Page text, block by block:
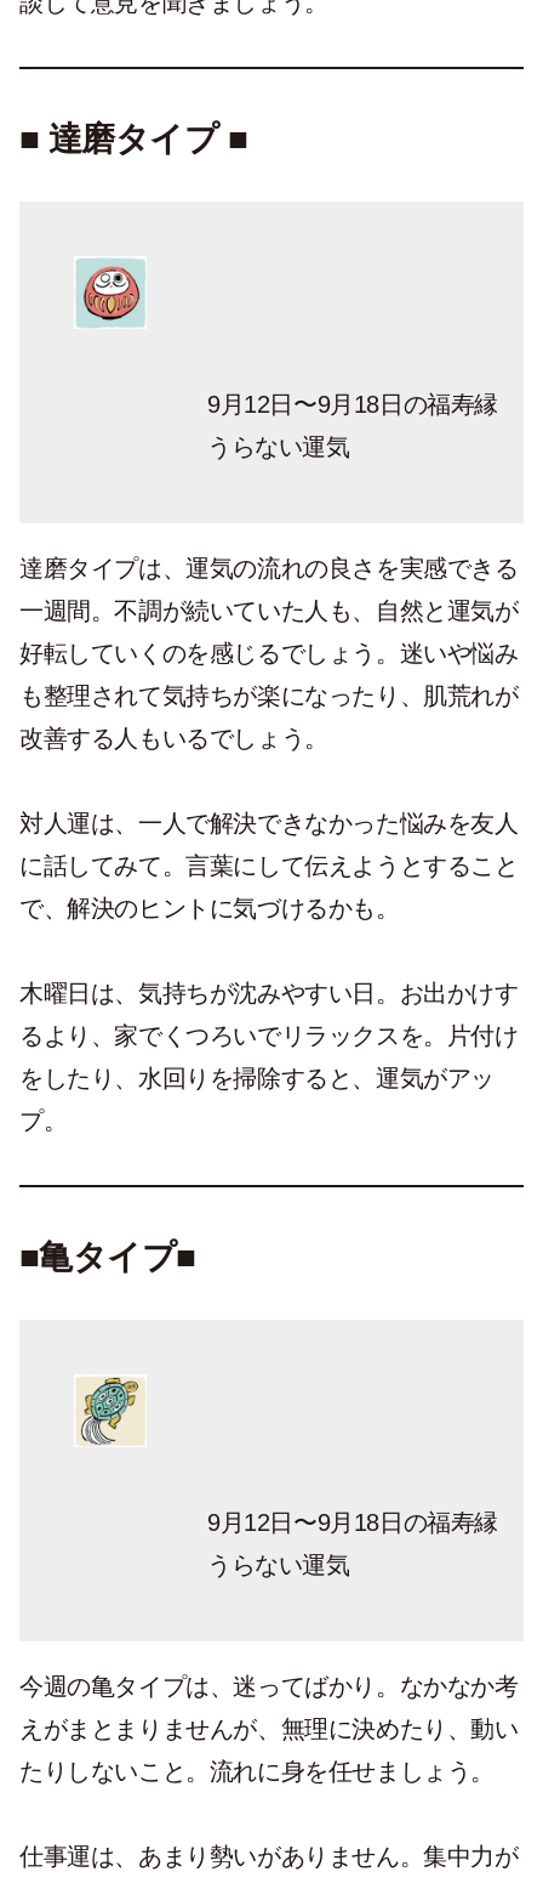
■ 達磨タイプ ■
9月12日〜9月18日の福寿縁
うらない運気
達磨タイプは、運気の流れの良さを実感できる
一週間。不調が続いていた人も、自然と運気が
好転していくのを感じるでしょう。迷いや悩み
も整理されて気持ちが楽になったり、肌荒れが
改善する人もいるでしょう。
対人運は、一人で解決できなかった悩みを友人
に話してみて。言葉にして伝えようとすること
で、解決のヒントに気づけるかも。
木曜日は、気持ちが沈みやすい日。お出かけす
るより、家でくつろいでリラックスを。片付け
をしたり、水回りを掃除すると、運気がアッ
プ。
■亀タイプ■
9月12日〜9月18日の福寿縁
うらない運気
今週の亀タイプは、迷ってばかり。なかなか考
えがまとまりませんが、無理に決めたり、動い
たりしないこと。流れに身を任せましょう。
仕事運は、あまり勢いがありません。集中力が